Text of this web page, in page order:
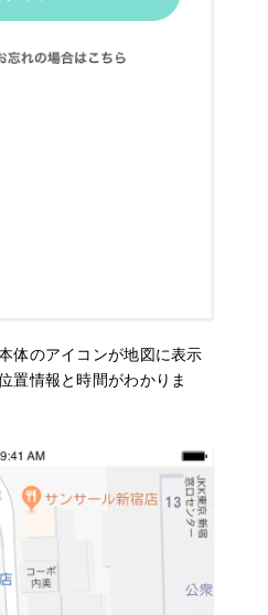
体のアイコンが地図に表示
置情報と時間がわかりま